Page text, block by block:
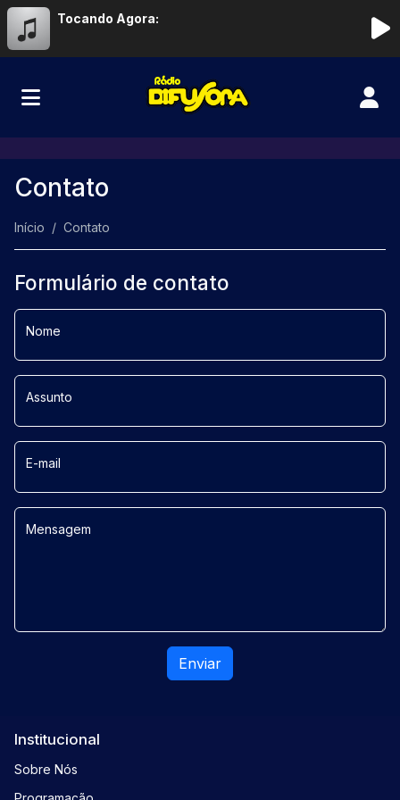
Tocando Agora:
Contato
Início Contato
Formulário de contato
Nome
Assunto
E-mail
Mensagem
Enviar
Institucional
Sobre Nós